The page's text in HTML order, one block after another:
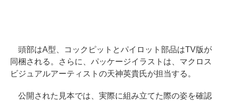
頭部はA型、コックピットとパイロット部品はTV版が
同梱される。さらに、パッケージイラストは、マクロス
ビジュアルアーティストの天神英貴氏が担当する。
公開された見本では、実際に組み立てた際の姿を確認